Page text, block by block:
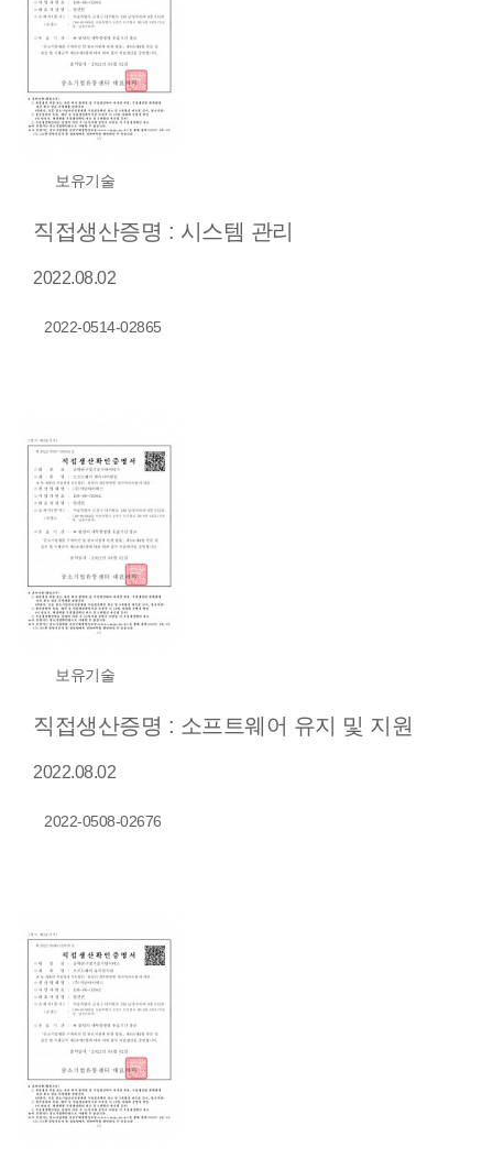
보유기술
직접생산증명 : 시스템 관리
2022.08.02
2022-0514-02865
보유기술
직접생산증명 : 소프트웨어 유지 및 지원
2022.08.02
2022-0508-02676